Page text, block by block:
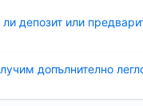
ли депозит или
допълнително